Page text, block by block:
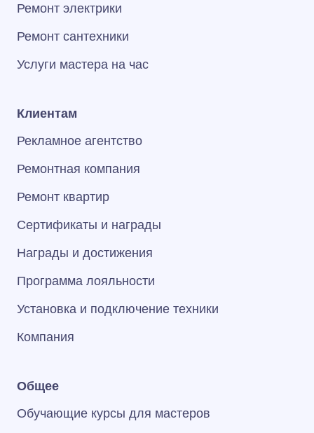
Ремонт электрики
Ремонт сантехники
Услуги мастера на час
Клиентам
Рекламное агентство
Ремонтная компания
Ремонт квартир
Сертификаты и награды
Награды и достижения
Программа лояльности
Установка и подключение техники
Компания
Общее
Обучающие курсы для мастеров